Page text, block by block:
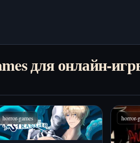
для онлайн-
horror-games horror-